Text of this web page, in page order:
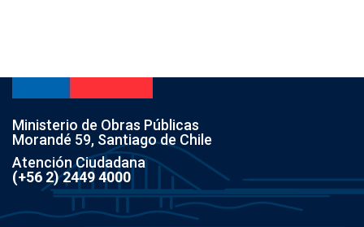
Ministerio de Obras Públicas
Morandé 59, Santiago de Chile
Atención Ciudadana
(+56 2) 2449 4000